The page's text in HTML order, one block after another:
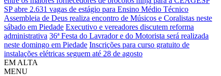
SP abre 2.631 vagas de estágio para Ensino Médio Técnico
Assembleia de Deus realiza encontro de Músicos e Coralistas neste
sábado em Piedade Executivo e vereadores discutem reforma
administrativa 36ª Festa do Lavrador e do Motorista será realizada
neste domingo em Piedade Inscrições para curso gratuito de
instalações elétricas seguem até 28 de agosto
EM ALTA
MENU